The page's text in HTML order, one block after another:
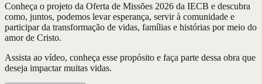
Conheça o projeto da Oferta de Missões 2026 da IECB e descubra
como, juntos, podemos levar esperança, servir à comunidade e
participar da transformação de vidas, famílias e histórias por meio do
amor de Cristo.
Assista ao vídeo, conheça esse propósito e faça parte dessa obra que
deseja impactar muitas vidas.